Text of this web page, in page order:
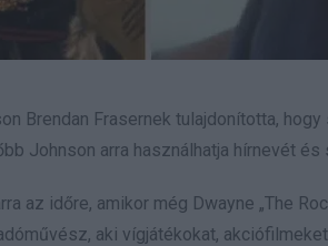
Brendan Frasernek tulajdonította,
Johnson arra használhatja hírnevét
az időre, amikor még Dwayne „The
aki vígjátékokat,